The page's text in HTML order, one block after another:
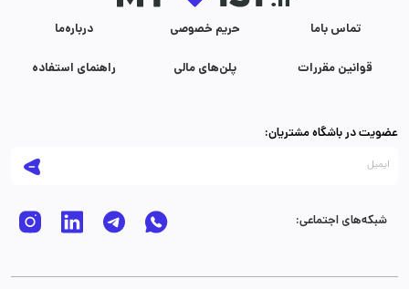
درباره‌ما حریم خصوصی تماس با‌ما
راهنمای استفاده پلن‌های مالی قوانین مقررات
عضویت در باشگاه مشتریان:
شبکه‌های اجتماعی: